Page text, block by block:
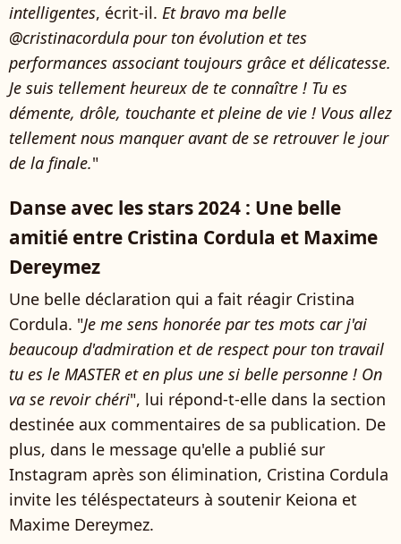
intelligentes, écrit-il. Et bravo ma belle
@cristinacordula pour ton évolution et tes
performances associant toujours grâce et délicatesse.
Je suis tellement heureux de te connaître ! Tu es
démente, drôle, touchante et pleine de vie ! Vous allez
tellement nous manquer avant de se retrouver le jour
de la finale."
Danse avec les stars 2024 : Une belle
amitié entre Cristina Cordula et Maxime
Dereymez
Une belle déclaration qui a fait réagir Cristina
Cordula. "Je me sens honorée par tes mots car j'ai
beaucoup d'admiration et de respect pour ton travail
tu es le MASTER et en plus une si belle personne ! On
va se revoir chéri", lui répond-t-elle dans la section
destinée aux commentaires de sa publication. De
plus, dans le message qu'elle a publié sur
Instagram après son élimination, Cristina Cordula
invite les téléspectateurs à soutenir Keiona et
Maxime Dereymez.